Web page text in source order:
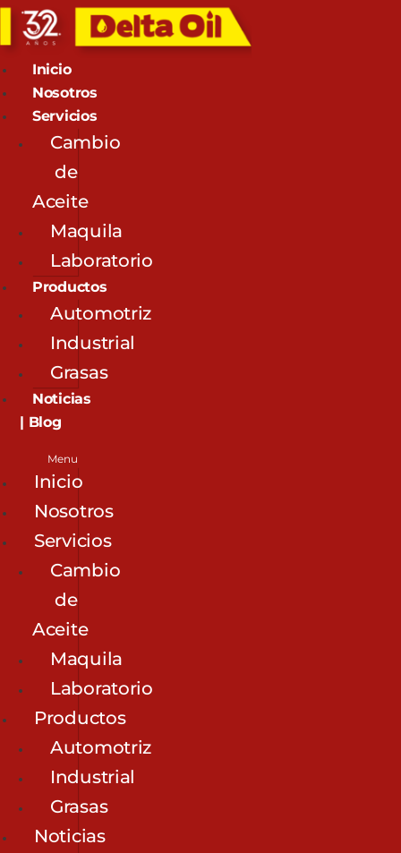
Inicio
Nosotros
Servicios
Cambio
de
Aceite
Maquila
Laboratorio
Productos
Automotriz
Industrial
Grasas
Noticias
| Blog
Menu
Inicio
Nosotros
Servicios
Cambio
de
Aceite
Maquila
Laboratorio
Productos
Automotriz
Industrial
Grasas
Noticias